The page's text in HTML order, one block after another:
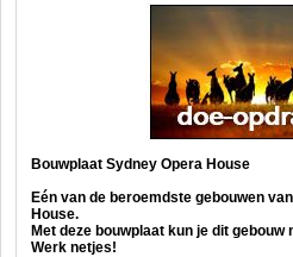
Bouwplaat Sydney Opera House
Eén van de beroemdste gebouwen
House.
Met deze bouwplaat kun je dit gebouw
Werk netjes!